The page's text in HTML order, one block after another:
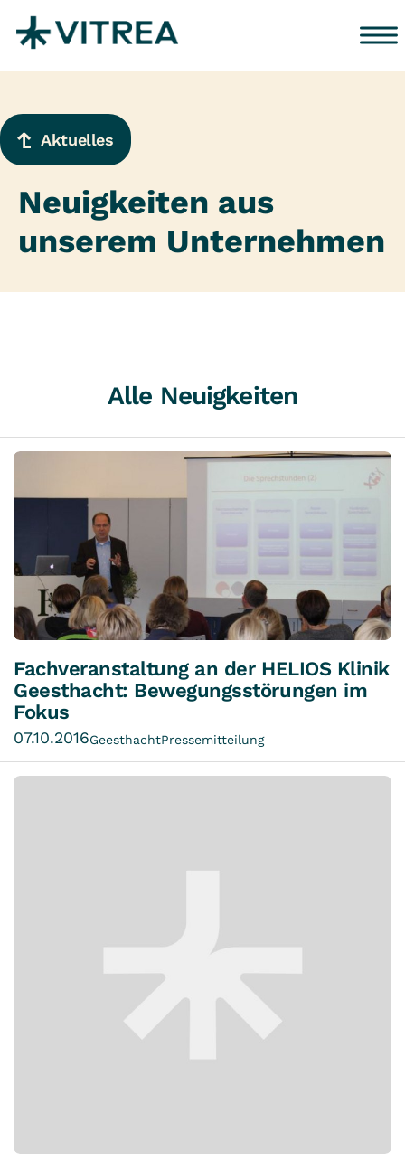
Aktuelles
Neuigkeiten aus
unserem Unternehmen
Alle Neuigkeiten
Fachveranstaltung an der HELIOS Klinik
Geesthacht: Bewegungsstörungen im
Fokus
07.10.2016GeesthachtPressemitteilung